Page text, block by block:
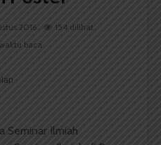
2016
154 dilihat
baca